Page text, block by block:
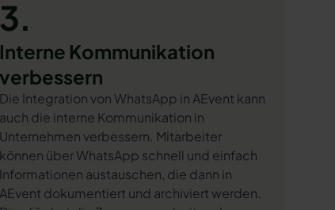
3.
Interne Kommunikation
verbessern
Die Integration von WhatsApp in AEvent kann
auch die interne Kommunikation in
Unternehmen verbessern. Mitarbeiter
können über WhatsApp schnell und einfach
Informationen austauschen, die dann in
AEvent dokumentiert und archiviert werden.